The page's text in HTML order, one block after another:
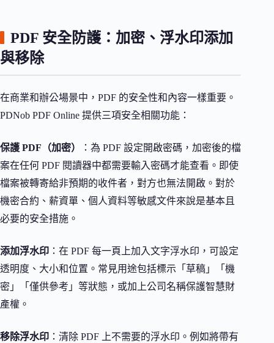
PDF 安全防護：加密、浮水印添加
與移除
在商業和辦公場景中，PDF 的安全性和內容一樣重要。
PDNob PDF Online 提供三項安全相關功能：
保護 PDF（加密）
：為 PDF 設定開啟密碼，加密後的檔
案在任何 PDF 閱讀器中都需要輸入密碼才能查看。即使
檔案被轉寄給非預期的收件者，對方也無法開啟。對於
機密合約、薪資單、個人資料等敏感文件來說是基本且
必要的安全措施。
添加浮水印 ：在 PDF 每一頁上加入文字浮水印，可設定
透明度、大小和位置。常見用途包括標示「草稿」「機
密」「僅供參考」等狀態，或加上公司名稱保護智慧財
產權。
移除浮水印 ：清除 PDF 上不需要的浮水印。例如將帶有